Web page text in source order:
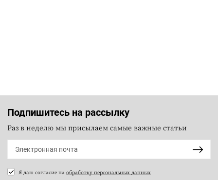
Подпишитесь на рассылку
Раз в неделю мы присылаем самые важные статьи
Я даю согласие на обработку персональных данных